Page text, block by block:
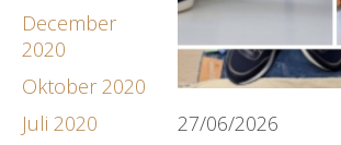
December
2020
Oktober 2020
Juli 2020
27/06/2026